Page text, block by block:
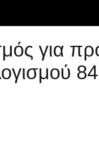
για